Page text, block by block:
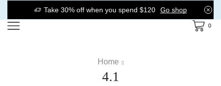
Take 30% off when you spend $120 Go shop
0
Home
4.1